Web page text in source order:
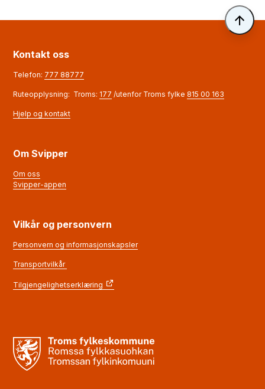
Til
Kontakt oss
Telefon: 777 88777
Ruteopplysning: Troms: 177 /utenfor Troms fylke 815 00 163
Hjelp og kontakt
Om Svipper
Om oss
Svipper-appen
Vilkår og personvern
Personvern og informasjonskapsler
Transportvilkår
Tilgjengelighetserklæring